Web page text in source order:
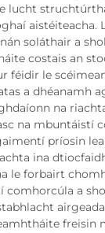
lucht
aistéiteacha.
soláthair a
costais an
féidir le
a dhéanamh
na
na mbuntáistí
príosin
ina
le forbairt
comhorcúla a
freisin